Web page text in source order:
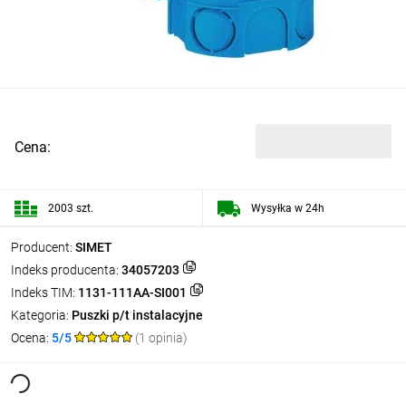
Producent: SIMET
Indeks producenta: 34057203
Indeks TIM: 1131-111AA-SI001
Kategoria: Puszki p/t instalacyjne
Ocena: 5/5 (1 opinia)
Cena:
2003 szt. Wysyłka w 24h